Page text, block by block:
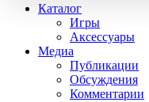
Каталог
Игры
Аксессуары
Медиа
Публикации
Обсуждения
Комментарии